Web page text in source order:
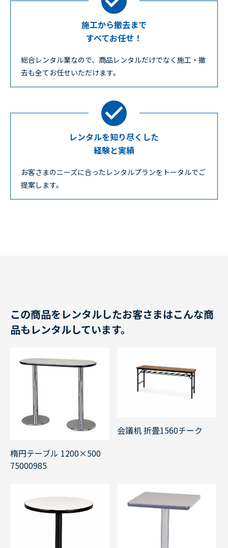
施工から撤去まで
すべてお任せ！
総合レンタル業なので、商品レンタルだけでなく施工・撤
去も全てお任せいただけます。
レンタルを知り尽くした
経験と実績
お客さまのニーズに合ったレンタルプランをトータルでご
提案します。
この商品をレンタルしたお客さまはこんな商
品もレンタルしています。
楕円テーブル 1200×500
75000985
会議机 折畳1560チーク